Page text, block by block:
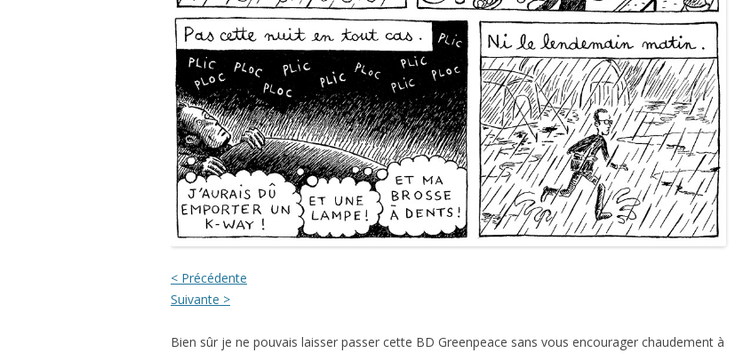
< Précédente
Suivante >
Bien sûr je ne pouvais laisser passer cette BD Greenpeace sans vous encourager chaudement à